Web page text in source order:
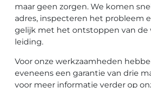
maar geen zorgen. We komen
adres, inspecteren het probleem
gelijk met het ontstoppen van de
leiding.
Voor onze werkzaamheden
eveneens een garantie van drie
voor meer informatie verder op